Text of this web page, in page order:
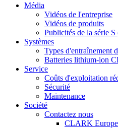
Média
Vidéos de l'entreprise
Vidéos de produits
Publicités de la série
Systèmes
Types d'entraînement
Batteries lithium-ion
Service
Coûts d'exploitation
Sécurité
Maintenance
Société
Contactez nous
CLARK